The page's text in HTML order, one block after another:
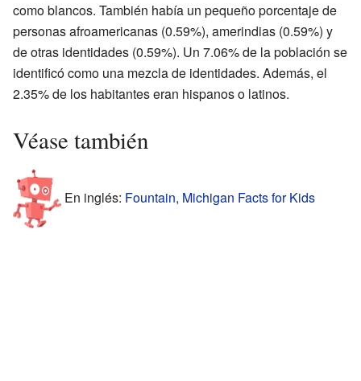
como blancos. También había un pequeño porcentaje de
personas afroamericanas (0.59%), amerindias (0.59%) y
de otras identidades (0.59%). Un 7.06% de la población se
identificó como una mezcla de identidades. Además, el
2.35% de los habitantes eran hispanos o latinos.
Véase también
En inglés: Fountain, Michigan Facts for Kids